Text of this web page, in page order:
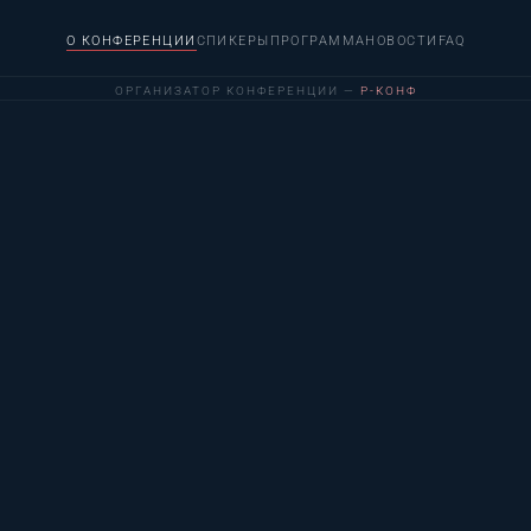
О КОНФЕРЕНЦИИ СПИКЕРЫ ПРОГРАММА НОВОСТИ FAQ
ОРГАНИЗАТОР КОНФЕРЕНЦИИ — Р-КОНФ